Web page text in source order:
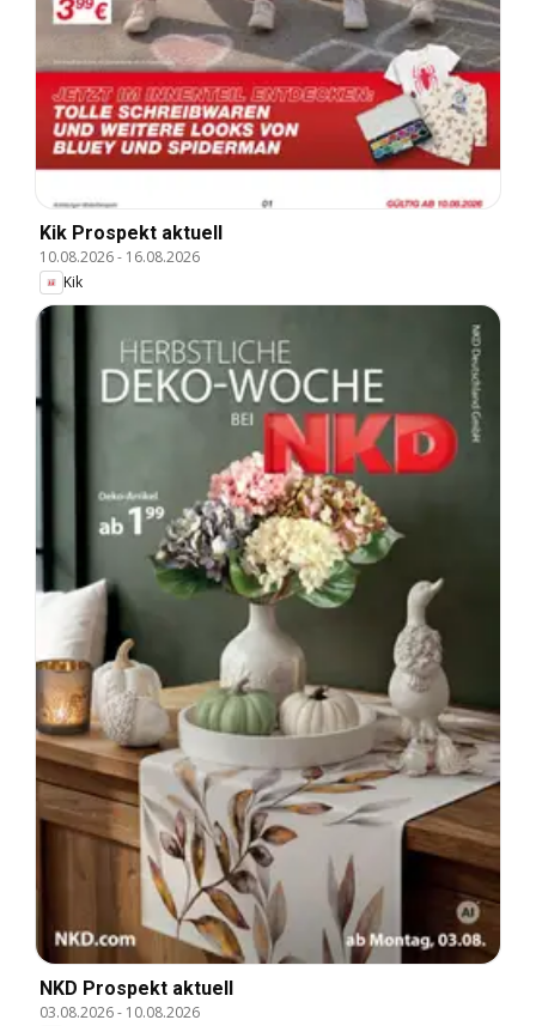
Kik Prospekt aktuell
10.08.2026- 16.08.2026
Kik
NKD Prospekt aktuell
03.08.2026- 10.08.2026